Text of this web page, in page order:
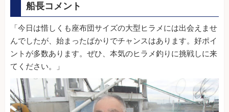
船長コメント
「今日は惜しくも座布団サイズの大型ヒラメには出会えませ
んでしたが、始まったばかりでチャンスはあります。好ポイ
ントが多数あります。ぜひ、本気のヒラメ釣りに挑戦しに来
てください。」